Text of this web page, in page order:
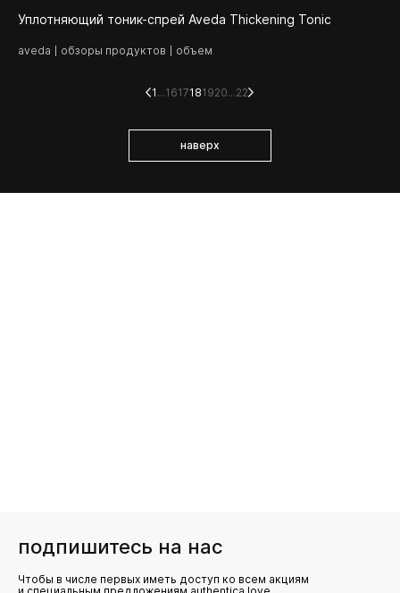
Уплотняющий тоник-спрей Aveda Thickening Tonic
aveda обзоры продуктов объем
1 ...1617181920...22
наверх
подпишитесь на нас
Чтобы в числе первых иметь доступ ко всем акциям